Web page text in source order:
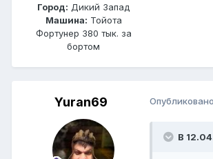
Город: Дикий Запад
Машина: Тойота
Фортунер 380 тык. за
бортом
Yuran69 Опубликовано
В